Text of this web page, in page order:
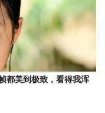
都美到极致，看得我浑